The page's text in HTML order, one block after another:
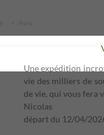
Une expédition
vie des milliers de
de vie, qui vous fera
Nicolas
départ du 12/04/